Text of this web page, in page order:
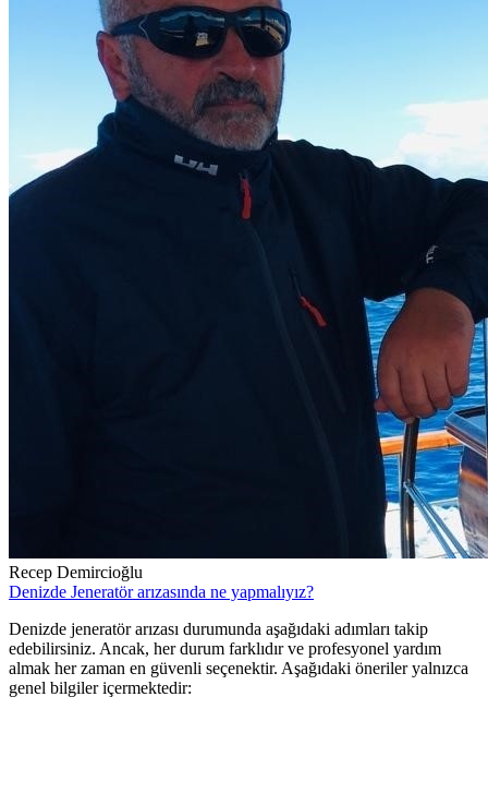
Recep Demircioğlu
Denizde Jeneratör arızasında ne yapmalıyız?
Denizde jeneratör arızası durumunda aşağıdaki adımları takip
edebilirsiniz. Ancak, her durum farklıdır ve profesyonel yardım
almak her zaman en güvenli seçenektir. Aşağıdaki öneriler yalnızca
genel bilgiler içermektedir: